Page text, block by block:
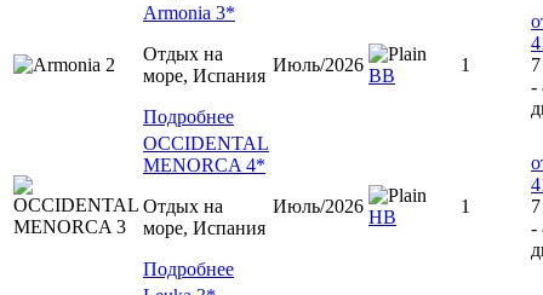
Armonia 3*
Отдых на
море, Испания
Подробнее
Июль/2026
ВВ
1
-
OCCIDENTAL
MENORCA 4*
Отдых на
море, Испания
Подробнее
Июль/2026
НВ
1
-